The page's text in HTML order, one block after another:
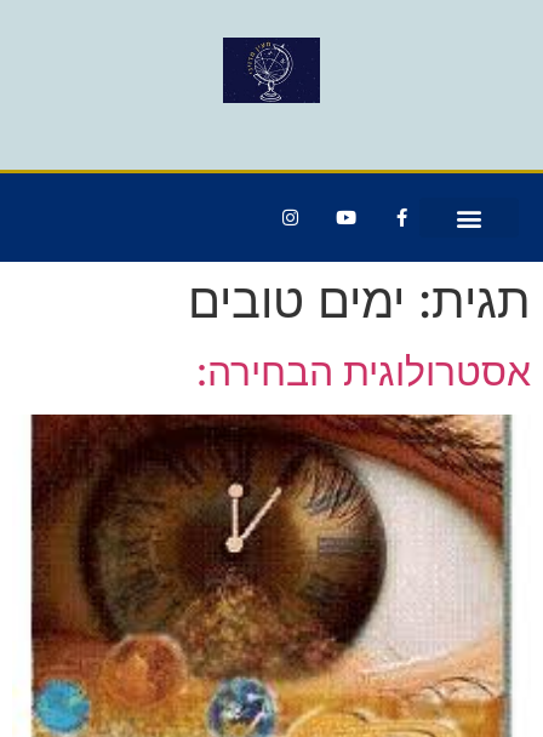
תגית: ימים טובים
אסטרולוגית הבחירה: